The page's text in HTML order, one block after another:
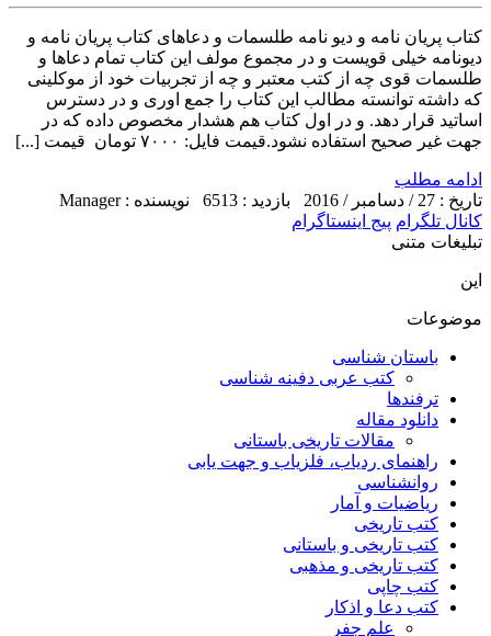
کتاب پریان نامه و دیو نامه طلسمات و دعاهای کتاب پریان نامه و
دیونامه خیلی قویست و در مجموع مولف این کتاب تمام دعاها و
طلسمات قوی چه از کتب معتبر و چه از تجربیات خود از موکلینی
که داشته توانسته مطالب این کتاب را جمع اوری و در دسترس
اساتید قرار دهد. و در اول کتاب هم هشدار مخصوص داده که در
جهت غیر صحیح استفاده نشود.قیمت فایل: ۷۰۰۰ تومان قیمت [...]
ادامه مطلب
تاریخ : 27 / دسامبر / 2016
بازدید : 6513
نویسنده : Manager
کانال تلگرام پیج اینستاگرام
تبلیغات متنی
این
موضوعات
باستان شناسی
کتب عربی دفینه شناسی
ترفندها
دانلود مقاله
مقالات تاریخی باستانی
راهنمای ردیاب، فلزیاب و جهت یابی
روانشناسی
ریاضیات و آمار
کتب تاریخی
کتب تاریخی و باستانی
کتب تاریخی و مذهبی
کتب چاپی
کتب دعا و اذکار
علم جفر